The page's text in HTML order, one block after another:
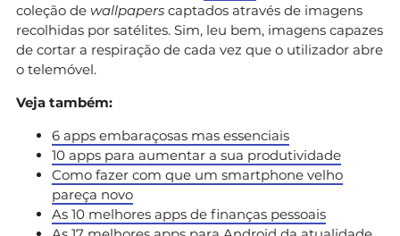
coleção de wallpapers captados através de imagens
recolhidas por satélites. Sim, leu bem, imagens capazes
de cortar a respiração de cada vez que o utilizador abre
o telemóvel.
Veja também:
6 apps embaraçosas mas essenciais
10 apps para aumentar a sua produtividade
Como fazer com que um smartphone velho
pareça novo
As 10 melhores apps de finanças pessoais